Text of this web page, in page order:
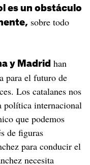
es un obstáculo
sobre todo
y Madrid han
para el futuro de
Los catalanes nos
política internacional
que podemos
de figuras
para conducir el
necesita